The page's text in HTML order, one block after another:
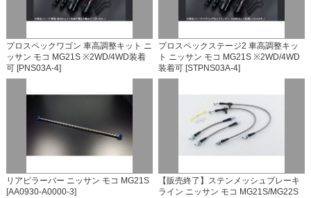
プロスペックワゴン 車高調整キット ニ
ッサン モコ MG21S ※2WD/4WD装着
可 [PNS03A-4]
プロスペックステージ2 車高調整キッ
ト ニッサン モコ MG21S ※2WD/4WD
装着可 [STPNS03A-4]
リアピラーバー ニッサン モコ MG21S
[AA0930-A0000-3]
【販売終了】ステンメッシュブレーキ
ライン ニッサン モコ MG21S/MG22S